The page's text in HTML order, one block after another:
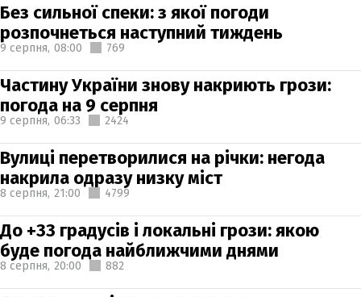
Без сильної спеки: з якої погоди
розпочнеться наступний тиждень
9 серпня, 08:00 769
Частину України знову накриють грози:
погода на 9 серпня
9 серпня, 06:33 2424
Вулиці перетворилися на річки: негода
накрила одразу низку міст
8 серпня, 21:00 4799
До +33 градусів і локальні грози: якою
буде погода найближчими днями
8 серпня, 20:00 882